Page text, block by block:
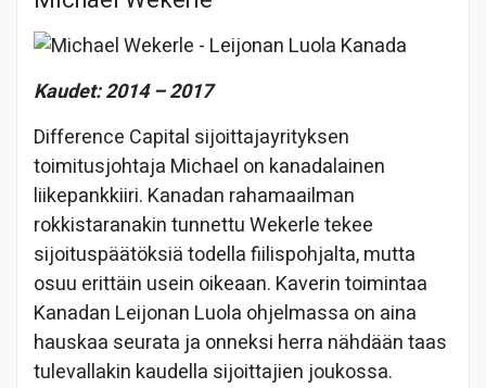
Kaudet: 2014 – 2017
Difference Capital sijoittajayrityksen
toimitusjohtaja Michael on kanadalainen
liikepankkiiri. Kanadan rahamaailman
rokkistaranakin tunnettu Wekerle tekee
sijoituspäätöksiä todella fiilispohjalta, mutta
osuu erittäin usein oikeaan. Kaverin toimintaa
Kanadan Leijonan Luola ohjelmassa on aina
hauskaa seurata ja onneksi herra nähdään taas
tulevallakin kaudella sijoittajien joukossa.